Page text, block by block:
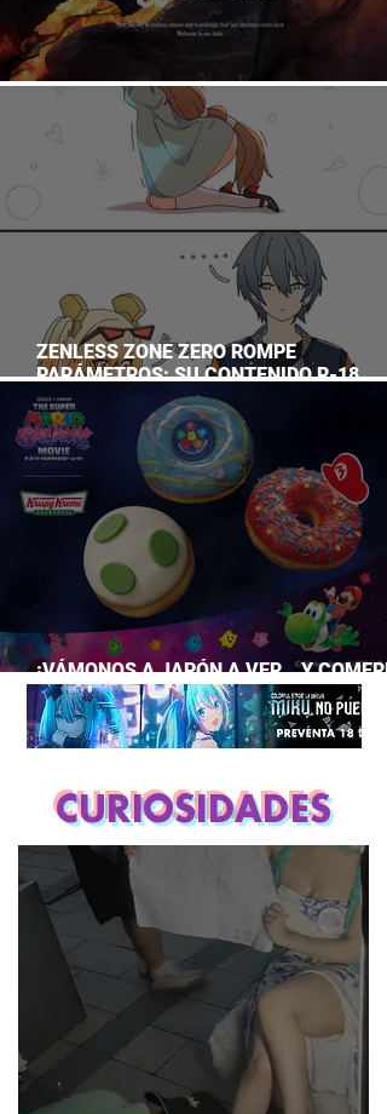
DUNGEONS & DRAGONS ¿TE ATREVES?
ZENLESS ZONE ZERO ROMPE
PARÁMETROS: SU CONTENIDO R-18
SUPERA A CASI TODO EL GACHA
¡VÁMONOS A JAPÓN A VER… Y
LA PELÍCULA DE MARIO GALAXY!
CURIOSIDADES